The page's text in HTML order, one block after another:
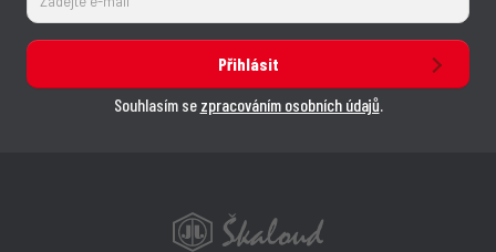
Přihlásit
Souhlasím se zpracováním osobních údajů.